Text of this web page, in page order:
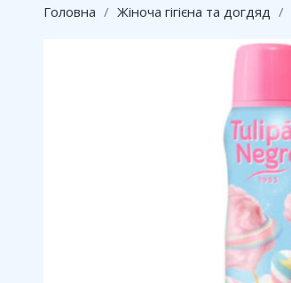
Головна Жіноча гігієна та догдяд